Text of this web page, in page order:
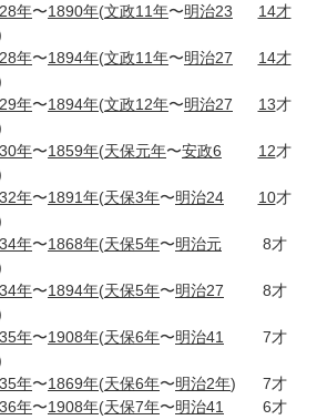
年〜1890年(文政11年〜明治23
14才
年〜1894年(文政11年〜明治27
14才
年〜1894年(文政12年〜明治27
13才
年〜1859年(天保元年〜安政6
12才
年〜1891年(天保3年〜明治24
10才
年〜1868年(天保5年〜明治元
8才
年〜1894年(天保5年〜明治27
8才
年〜1908年(天保6年〜明治41
7才
年〜1869年(天保6年〜明治2年)
7才
年〜1908年(天保7年〜明治41
6才